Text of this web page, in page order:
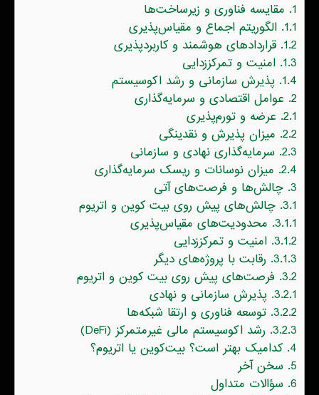
1. مقایسه فناوری و زیرساخت‌ها
1.1. الگوریتم اجماع و مقیاس‌پذیری
1.2. قراردادهای هوشمند و کاربردپذیری
1.3. امنیت و تمرکززدایی
1.4. پذیرش سازمانی و رشد اکوسیستم
2. عوامل اقتصادی و سرمایه‌گذاری
2.1. عرضه و تورم‌پذیری
2.2. میزان پذیرش و نقدینگی
2.3. سرمایه‌گذاری نهادی و سازمانی
2.4. میزان نوسانات و ریسک سرمایه‌گذاری
3. چالش‌ها و فرصت‌های آتی
3.1. چالش‌های پیش روی بیت کوین و اتریوم
3.1.1. محدودیت‌های مقیاس‌پذیری
3.1.2. امنیت و تمرکززدایی
3.1.3. رقابت با پروژه‌های دیگر
3.2. فرصت‌های پیش روی بیت کوین و اتریوم
3.2.1. پذیرش سازمانی و نهادی
3.2.2. توسعه فناوری و ارتقا شبکه‌ها
3.2.3. رشد اکوسیستم مالی غیرمتمرکز (DeFi)
4. کدامیک بهتر است؟ بیت‌کوین یا اتریوم؟
5. سخن آخر
6. سؤالات متداول